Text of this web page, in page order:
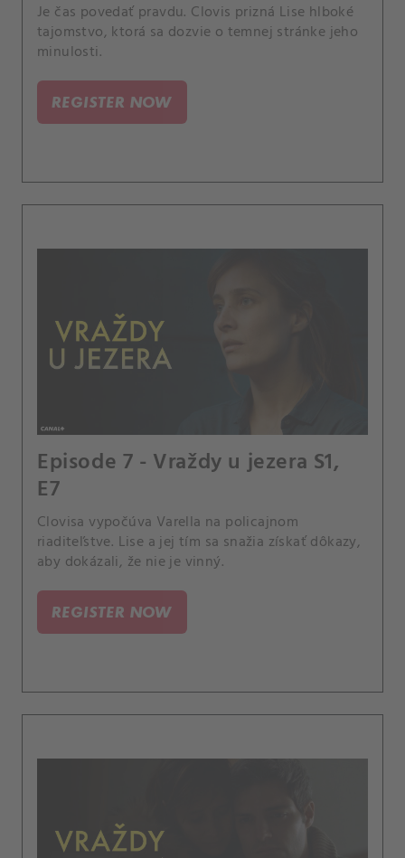
Je čas povedať pravdu. Clovis prizná Lise hlboké
tajomstvo, ktorá sa dozvie o temnej stránke jeho
minulosti.
REGISTER NOW
Episode 7 - Vraždy u jezera S1,
E7
Clovisa vypočúva Varella na policajnom
riaditeľstve. Lise a jej tím sa snažia získať dôkazy,
aby dokázali, že nie je vinný.
REGISTER NOW